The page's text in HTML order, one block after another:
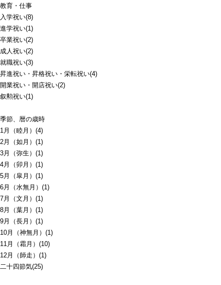
教育・仕事
入学祝い(8)
進学祝い(1)
卒業祝い(2)
成人祝い(2)
就職祝い(3)
昇進祝い・昇格祝い・栄転祝い(4)
開業祝い・開店祝い(2)
叙勲祝い(1)
季節、暦の歳時
1月（睦月）(4)
2月（如月）(1)
3月（弥生）(1)
4月（卯月）(1)
5月（皐月）(1)
6月（水無月）(1)
7月（文月）(1)
8月（葉月）(1)
9月（長月）(1)
10月（神無月）(1)
11月（霜月）(10)
12月（師走）(1)
二十四節気(25)